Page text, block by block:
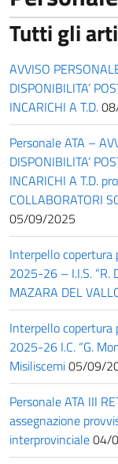
Tutti gli
AVVISO
DISPONIBILITA’
INCARICHI A T.D.
Personale ATA –
DISPONIBILITA’
INCARICHI A T.D.
COLLABORATORI
05/09/2025
Interpello copertura
2025-26 – I.I.S. “R.
MAZARA DEL
Interpello copertura
2025-26 I.C. “G.
Misiliscemi05/09/
Personale ATA III
assegnazione
interprovinciale04/